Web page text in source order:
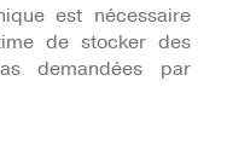
est nécessaire
de stocker des
demandées par